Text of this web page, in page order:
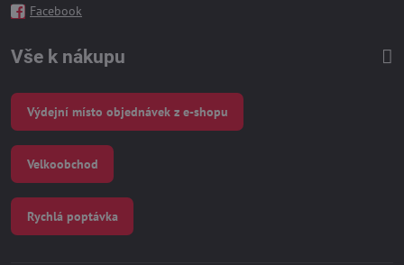
Facebook
Vše k nákupu
Výdejní místo objednávek z e-shopu
Velkoobchod
Rychlá poptávka